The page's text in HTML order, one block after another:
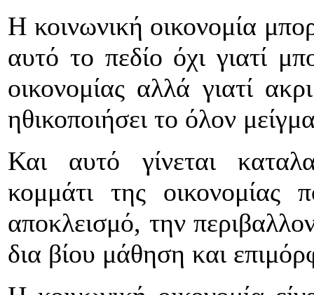
Η κοινωνική οικονομία
αυτό το πεδίο όχι γιατί
οικονομίας αλλά γιατί
ηθικοποιήσει το όλον
Και αυτό γίνεται
κομμάτι της οικονομίας
αποκλεισμό, την
δια βίου μάθηση και